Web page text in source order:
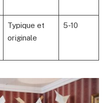
Typique et
originale
5-10